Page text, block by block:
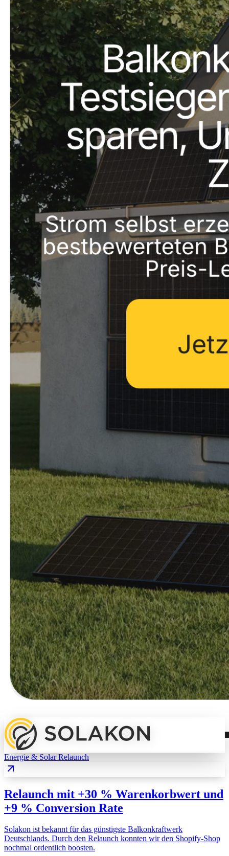
Energie & Solar Relaunch
Relaunch mit +30 % Warenkorbwert und
+9 % Conversion Rate
Solakon ist bekannt für das günstigste Balkonkraftwerk
Deutschlands. Durch den Relaunch konnten wir den Shopify-Shop
nochmal ordentlich boosten.